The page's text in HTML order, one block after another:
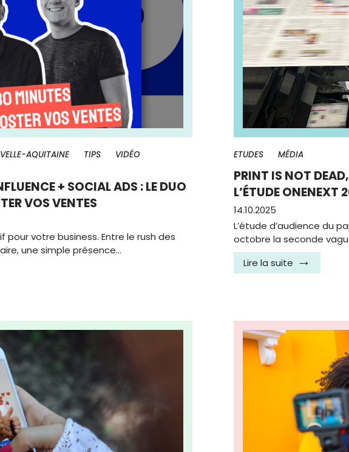
AQUITAINE TIPS
VIDÉO
+ SOCIAL ADS : LE DUO
VOS VENTES
votre business. Entre le rush des
une simple présence…
ETUDES MÉDIA
PRINT IS NOT
L’ÉTUDE ONENEXT
14.10.2025
L’étude d’audience du
octobre la seconde
Lire la suite